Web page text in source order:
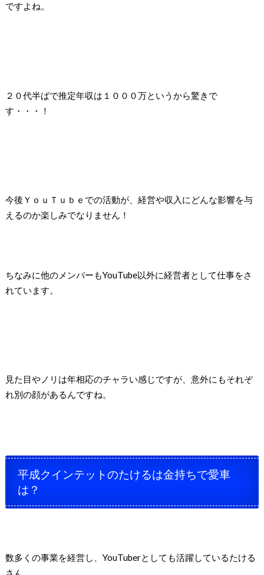
ですよね。
２０代半ばで推定年収は１０００万というから驚きで
す・・・！
今後ＹｏｕＴｕｂｅでの活動が、経営や収入にどんな影響を与
えるのか楽しみでなりません！
ちなみに他のメンバーもYouTube以外に経営者として仕事をさ
れています。
見た目やノリは年相応のチャラい感じですが、意外にもそれぞ
れ別の顔があるんですね。
平成クインテットのたけるは金持ちで愛車
は？
数多くの事業を経営し、YouTuberとしても活躍しているたける
さん。